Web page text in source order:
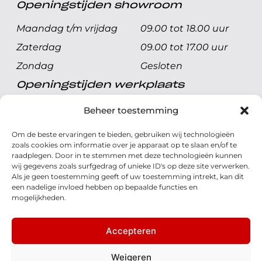
Beheer toestemming
Om de beste ervaringen te bieden, gebruiken wij technologieën
zoals cookies om informatie over je apparaat op te slaan en/of te
raadplegen. Door in te stemmen met deze technologieën kunnen
wij gegevens zoals surfgedrag of unieke ID's op deze site verwerken.
Als je geen toestemming geeft of uw toestemming intrekt, kan dit
een nadelige invloed hebben op bepaalde functies en
mogelijkheden.
Accepteren
Weigeren
Openingstijden showroom
Maandag t/m vrijdag
09.00 tot 18.00 uur
Zaterdag
09.00 tot 17.00 uur
Zondag
Gesloten
Openingstijden werkplaats
Maandag t/m vrijdag
08.00 tot 17.00 uur
Zondag
Gesloten
Volg ons
© 2026 - Honda Welman